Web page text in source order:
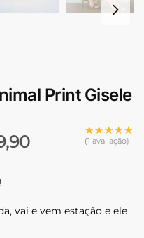
Print Gisele
★★★★★
★★★★★
(1 avaliação)
vai e vem estação e ele